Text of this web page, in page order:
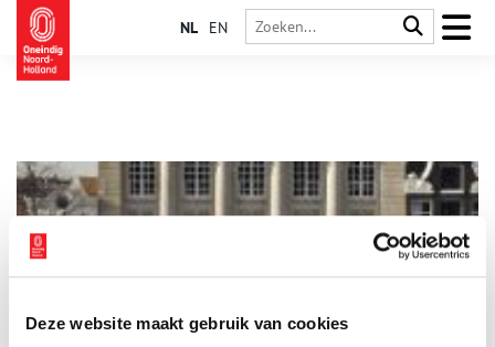
Deze website maakt gebruik van cookies
NL EN